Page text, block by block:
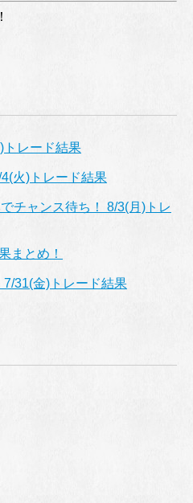
トレード結果
火)トレード結果
チャンス待ち！ 8/3(月)トレ
まとめ！
31(金)トレード結果